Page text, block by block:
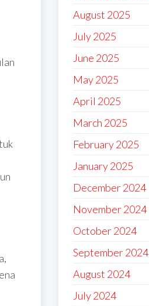
August 2025
July 2025
June 2025
May 2025
April 2025
March 2025
February 2025
January 2025
December 2024
November 2024
October 2024
September 2024
August 2024
July 2024